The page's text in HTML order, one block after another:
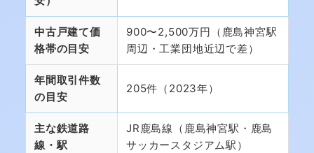
中古戸建て価
格帯の目安
900〜2,500万円（鹿島神宮駅
周辺・工業団地近辺で差）
年間取引件数
の目安
205件（2023年）
主な鉄道路
線・駅
JR鹿島線（鹿島神宮駅・鹿島
サッカースタジアム駅）